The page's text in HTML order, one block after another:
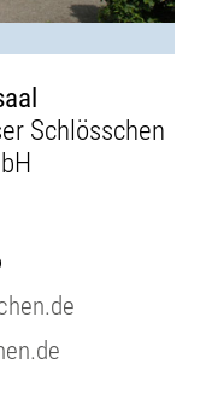
Schlösschen